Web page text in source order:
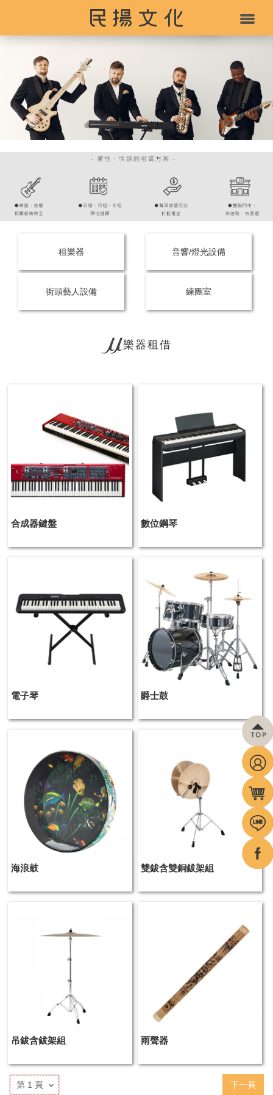
租樂器 音響/燈光設備
街頭藝人設備 練團室
樂器租借
合成器鍵盤 數位鋼琴
電子琴 爵士鼓
海浪鼓 雙鈸含雙銅鈸架組
吊鈸含鈸架組 雨聲器
下一頁